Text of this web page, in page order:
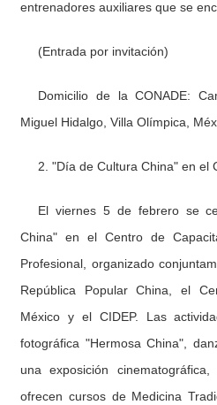
entrenadores auxiliares que se
(Entrada por invitación)
Domicilio de la CONADE:
Miguel Hidalgo, Villa Olímpica,
2. "Día de Cultura China" en el
El viernes 5 de febrero se
China" en el Centro de
Profesional, organizado
República Popular China, el
México y el CIDEP. Las
fotográfica "Hermosa China",
una exposición
ofrecen cursos de Medicina